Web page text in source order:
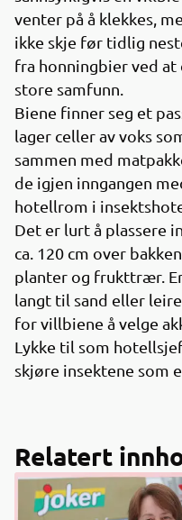
venter på å klekkes,
ikke skje før tidlig
fra honningbier ved at
store samfunn.
Biene finner seg et
lager celler av voks
sammen med
de igjen inngangen
hotellrom i
Det er lurt å plassere
ca. 120 cm over
planter og frukttrær.
langt til sand eller
for villbiene å velge
Lykke til som
skjøre insektene som
Relatert